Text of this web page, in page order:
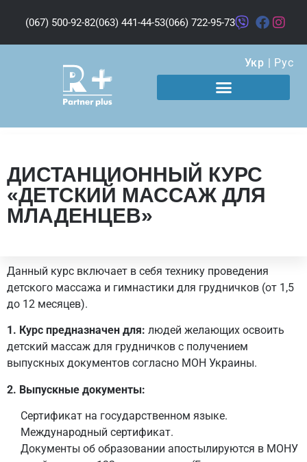
(067) 500-92-82(063) 441-44-53(066) 722-95-73
Укр | Рус
ДИСТАНЦИОННЫЙ КУРС
«ДЕТСКИЙ МАССАЖ ДЛЯ
МЛАДЕНЦЕВ»
Данный курс включает в себя технику проведения
детского массажа и гимнастики для грудничков (от 1,5
до 12 месяцев).
1. Курс предназначен для: людей желающих освоить
детский массаж для грудничков с получением
выпускных документов согласно МОН Украины.
2. Выпускные документы:
Сертификат на государственном языке.
Международный сертификат.
Документы об образовании апостылируются в МОНУ